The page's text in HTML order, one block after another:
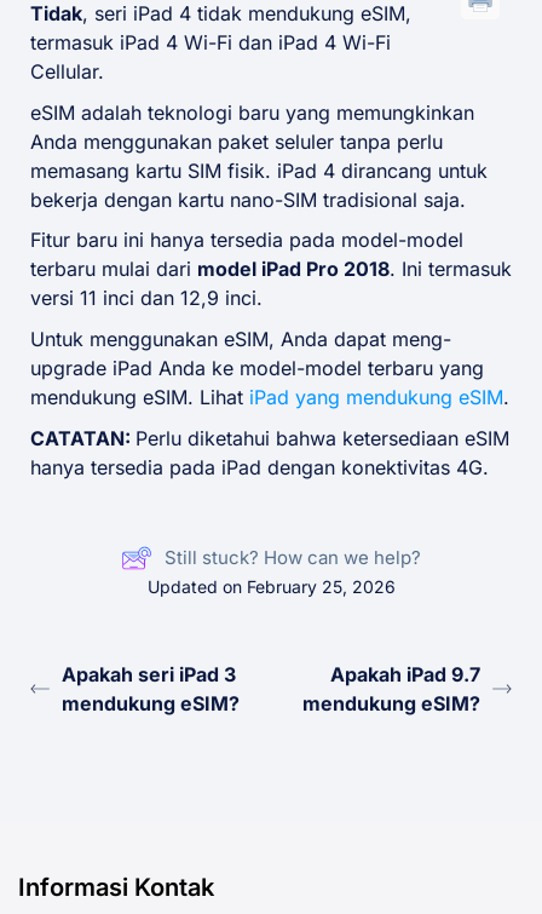
Tidak, seri iPad 4 tidak mendukung eSIM,
termasuk iPad 4 Wi-Fi dan iPad 4 Wi-Fi
Cellular.
eSIM adalah teknologi baru yang memungkinkan
Anda menggunakan paket seluler tanpa perlu
memasang kartu SIM fisik. iPad 4 dirancang untuk
bekerja dengan kartu nano-SIM tradisional saja.
Fitur baru ini hanya tersedia pada model-model
terbaru mulai dari model iPad Pro 2018. Ini termasuk
versi 11 inci dan 12,9 inci.
Untuk menggunakan eSIM, Anda dapat meng-
upgrade iPad Anda ke model-model terbaru yang
mendukung eSIM. Lihat iPad yang mendukung eSIM.
CATATAN: Perlu diketahui bahwa ketersediaan eSIM
hanya tersedia pada iPad dengan konektivitas 4G.
Still stuck? How can we help?
Updated on February 25, 2026
Apakah seri iPad 3
mendukung eSIM?
Apakah iPad 9.7
mendukung eSIM?
Informasi Kontak